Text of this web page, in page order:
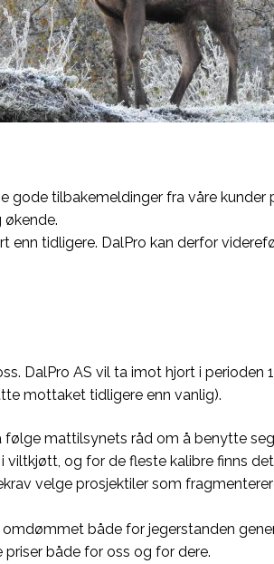
gode tilbakemeldinger fra våre
tidligere. DalPro kan derfor
DalPro AS vil ta imot hjort i
mottaket tidligere enn vanlig).
følge mattilsynets råd om å benytte
viltkjøtt, og for de fleste kalibre finns
velge prosjektiler som
både for jegerstanden
både for oss og for dere.